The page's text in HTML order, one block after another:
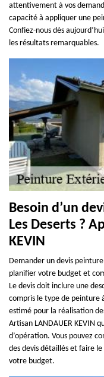
attentivement à vos
capacité à appliquer une
Confiez-nous dès
les résultats remarquables.
Besoin d’un
Les Deserts ?
KEVIN
Demander un devis
planifier votre budget et
Le devis doit inclure une
compris le type de peinture
estimé pour la réalisation
Artisan LANDAUER KEVIN
d’opération. Vous pouvez
des devis détaillés et faire
votre budget.